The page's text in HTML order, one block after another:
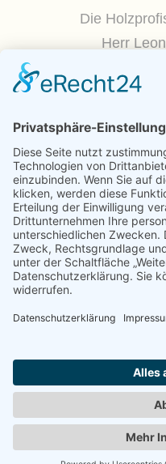
Die
Herr
01809
Telefon :
Telefax :
E-mail :
Impressum